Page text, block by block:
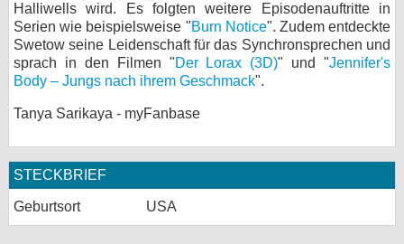
Halliwells wird. Es folgten weitere Episodenauftritte in
Serien wie beispielsweise "Burn Notice". Zudem entdeckte
Swetow seine Leidenschaft für das Synchronsprechen und
sprach in den Filmen "Der Lorax (3D)" und "Jennifer's
Body – Jungs nach ihrem Geschmack".
Tanya Sarikaya - myFanbase
STECKBRIEF
Geburtsort USA
Kontakt
Nutzungsbedingungen
Datenschutz
Cookie-Einstellungen